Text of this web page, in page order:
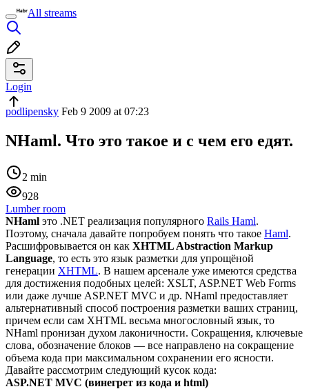
All streams
Login
podlipensky Feb 9 2009 at 07:23
NHaml. Что это такое и с чем его едят.
2 min
928
Lumber room
NHaml это .NET реализация популярного Rails Haml.
Поэтому, сначала давайте попробуем понять что такое Haml.
Расшифровывается он как XHTML Abstraction Markup
Language, то есть это язык разметки для упрощёной
генерации XHTML. В нашем арсенале уже имеются средства
для достижения подобных целей: XSLT, ASP.NET Web Forms
или даже лучше ASP.NET MVC и др. NHaml предоставляет
альтернативный способ построения разметки ваших страниц,
причем если сам XHTML весьма многословный язык, то
NHaml пронизан духом лаконичности. Сокращения, ключевые
слова, обозначение блоков — все направлено на сокращение
объема кода при максимальном сохранении его ясности.
Давайте рассмотрим следующий кусок кода:
ASP.NET MVC (винегрет из кода и html)